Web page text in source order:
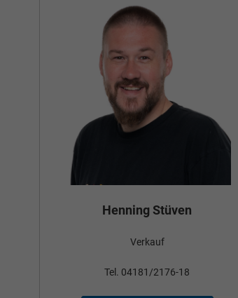
Bünyamin Schael
Verkauf
Tel. 04181/2176-24